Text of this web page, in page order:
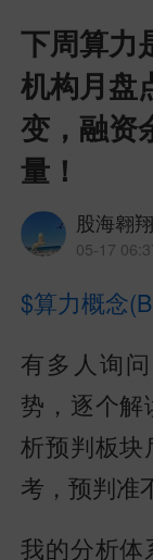
下周算力
机构月盘
变，融资
量！
股海翱
05-17
$算力概念
有多人询
势，逐个
析预判板块
考，预判准
我的分析体